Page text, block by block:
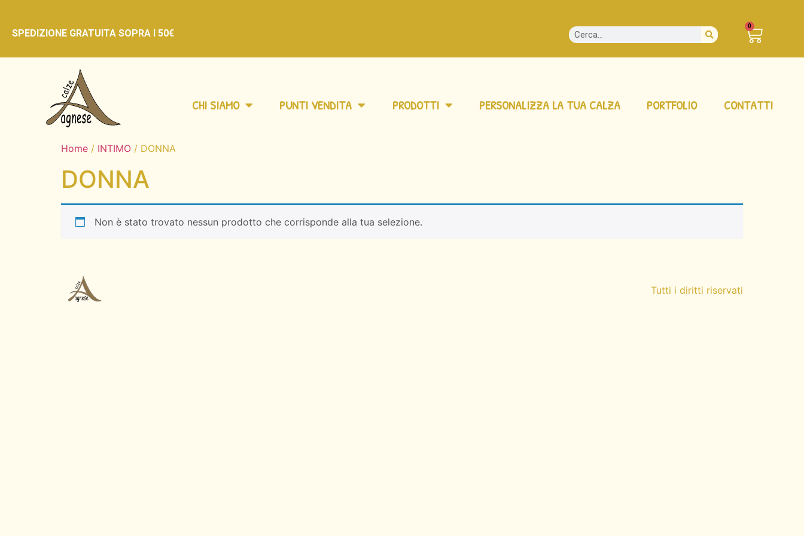
SPEDIZIONE GRATUITA SOPRA I 50€
0
CHI SIAMO PUNTI VENDITA PRODOTTI PERSONALIZZA LA TUA CALZA PORTFOLIO CONTATTI
Home / INTIMO / DONNA
DONNA
Non è stato trovato nessun prodotto che corrisponde alla tua selezione.
Tutti i diritti riservati